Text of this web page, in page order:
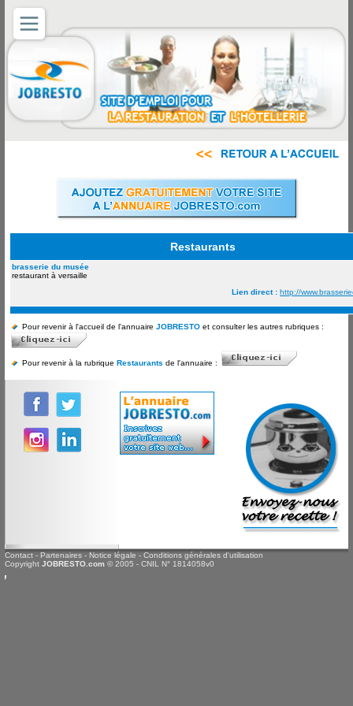
Restaurants
brasserie du musée
restaurant à versaille
Lien direct : http://
Pour revenir à l'accueil de l'annuaire JOBRESTO et consulter les autres rubriques :
Pour revenir à la rubrique Restaurants de l'annuaire :
Contact - Partenaires - Notice légale - Conditions générales d'utilisation
Copyright JOBRESTO.com © 2005 - CNIL N° 1814058v0